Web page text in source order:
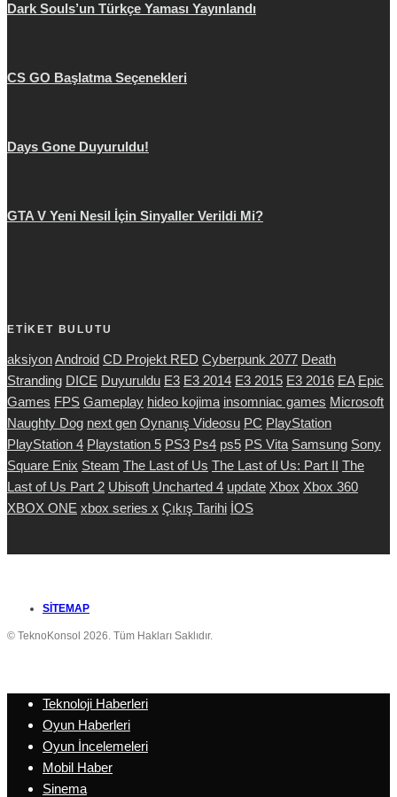
Dark Souls’un Türkçe Yaması Yayınlandı
CS GO Başlatma Seçenekleri
Days Gone Duyuruldu!
GTA V Yeni Nesil İçin Sinyaller Verildi Mi?
ETİKET BULUTU
aksiyonAndroid CD Projekt RED Cyberpunk 2077 Death
Stranding DICE Duyuruldu E3 E3 2014 E3 2015 E3 2016 EA Epic
Games FPS Gameplay hideo kojima insomniac games Microsoft
Naughty Dog next gen Oynanış Videosu PC PlayStation
PlayStation 4 Playstation 5 PS3 Ps4 ps5 PS Vita Samsung Sony
Square Enix Steam The Last of Us The Last of Us: Part II The
Last of Us Part 2 Ubisoft Uncharted 4 update Xbox Xbox 360
XBOX ONE xbox series x Çıkış Tarihi İOS
SITEMAP
© TeknoKonsol 2026. Tüm Hakları Saklıdır.
Teknoloji Haberleri
Oyun Haberleri
Oyun İncelemeleri
Mobil Haber
Sinema